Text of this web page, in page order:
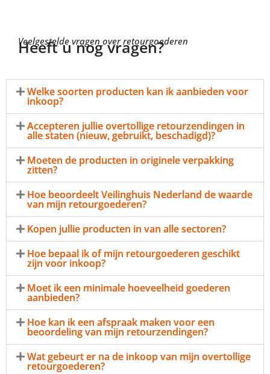
Veelgestelde vragen over retourgoederen
Heeft u nog vragen?
Welke soorten producten kan ik aanbieden voor
inkoop?
Accepteren jullie overtollige retourzendingen in
alle staten (nieuw, gebruikt, beschadigd)?
Moeten de producten in originele verpakking
zitten?
Hoe beoordeelt Veilinghuis Nederland de waarde
van mijn retourgoederen?
Kopen jullie producten in van alle sectoren?
Hoe bepaal ik of mijn retourgoederen geschikt
zijn voor inkoop?
Moet ik een minimale hoeveelheid goederen
aanbieden?
Hoe kan ik een afspraak maken voor een
beoordeling van mijn retourzendingen?
Wat gebeurt er na de inkoop van mijn overtollige
retourgoederen?